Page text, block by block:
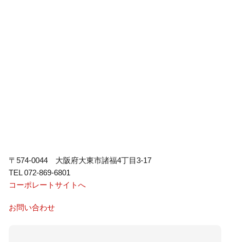
〒574-0044 大阪府大東市諸福4丁目3-17
TEL 072-869-6801
コーポレートサイトへ
お問い合わせ